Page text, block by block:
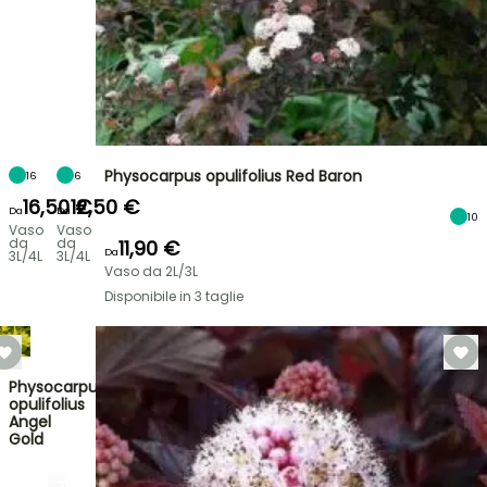
16
Da16,50 €
Vaso
da
3L/4L
6
Da12,50 €
Vaso
da
3L/4L
Physocarpus opulifolius Red Baron
10
Da11,90 €
Vaso da 2L/3L
Disponibile in 3 taglie
Physocarpus
opulifolius
Angel
Gold